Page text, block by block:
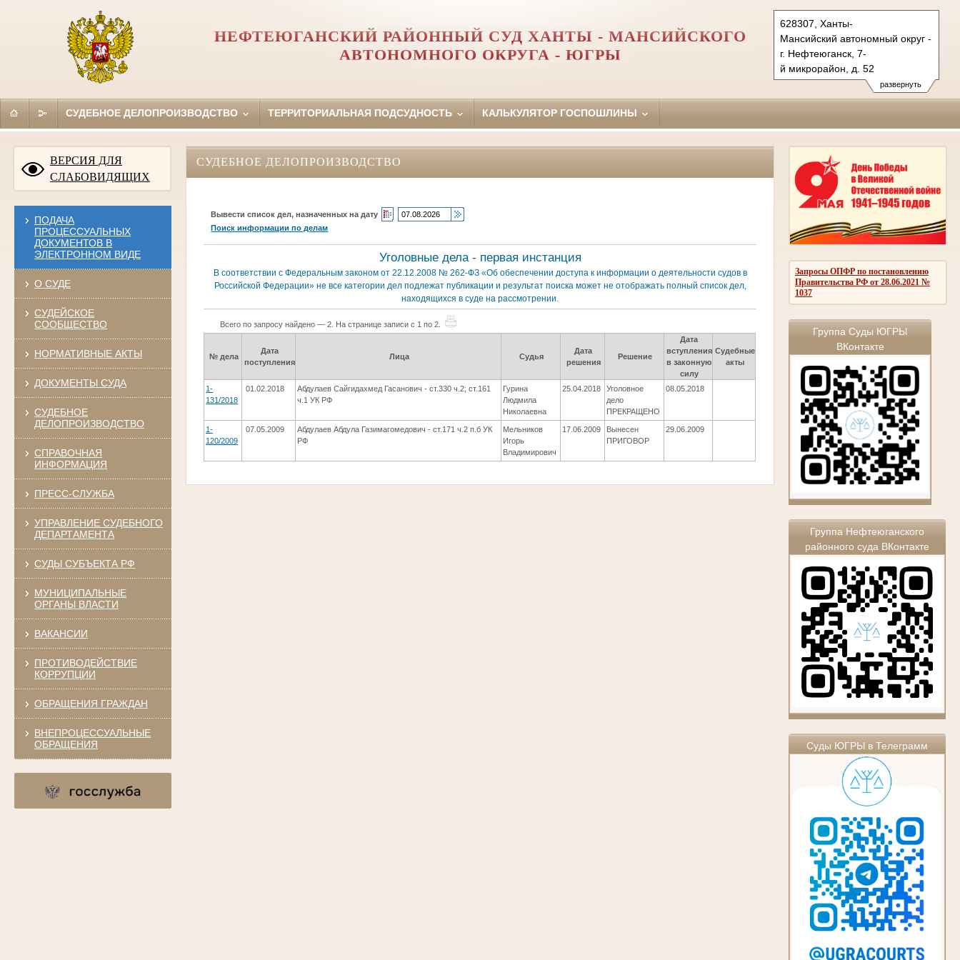
развернуть
628307, Ханты-
Мансийский автономный округ -
г. Нефтеюганск, 7-
й микрорайон, д. 52
Тел.: (3463) 51-70-22 вн.143
uganskray.hmao@sudrf.ru
НЕФТЕЮГАНСКИЙ РАЙОННЫЙ СУД ХАНТЫ - МАНСИЙСКОГО
АВТОНОМНОГО ОКРУГА - ЮГРЫ
СУДЕБНОЕ ДЕЛОПРОИЗВОДСТВО ТЕРРИТОРИАЛЬНАЯ ПОДСУДНОСТЬ КАЛЬКУЛЯТОР ГОСПОШЛИНЫ
ВЕРСИЯ ДЛЯ
СЛАБОВИДЯЩИХ
ПОДАЧА
ПРОЦЕССУАЛЬНЫХ
ДОКУМЕНТОВ В
ЭЛЕКТРОННОМ ВИДЕ
О СУДЕ
СУДЕЙСКОЕ
СООБЩЕСТВО
НОРМАТИВНЫЕ АКТЫ
ДОКУМЕНТЫ СУДА
СУДЕБНОЕ
ДЕЛОПРОИЗВОДСТВО
СПРАВОЧНАЯ
ИНФОРМАЦИЯ
ПРЕСС-СЛУЖБА
УПРАВЛЕНИЕ СУДЕБНОГО
ДЕПАРТАМЕНТА
СУДЫ СУБЪЕКТА РФ
МУНИЦИПАЛЬНЫЕ
ОРГАНЫ ВЛАСТИ
ВАКАНСИИ
ПРОТИВОДЕЙСТВИЕ
КОРРУПЦИИ
ОБРАЩЕНИЯ ГРАЖДАН
ВНЕПРОЦЕССУАЛЬНЫЕ
ОБРАЩЕНИЯ
Запросы ОПФР по постановлению
Правительства РФ от 28.06.2021 №
1037
Группа Суды ЮГРЫ
ВКонтакте
Группа Нефтеюганского
районного суда ВКонтакте
Суды ЮГРЫ в Телеграмм
СУДЕБНОЕ ДЕЛОПРОИЗВОДСТВО
Вывести список дел, назначенных на дату
Поиск информации по делам
Уголовные дела - первая инстанция
В соответствии с Федеральным законом от 22.12.2008 № 262-ФЗ «Об обеспечении доступа к информации о деятельности судов в
Российской Федерации» не все категории дел подлежат публикации и результат поиска может не отображать полный список дел,
находящихся в суде на рассмотрении.
Всего по запросу найдено — 2. На странице записи с 1 по 2.
№ дела
Дата
поступления
Лица Судья
Дата
решения
Решение
Дата
вступления
в законную
силу
Судебные
акты
1-
131/2018
01.02.2018
Абдулаев Сайгидахмед Гасанович - ст.330 ч.2; ст.161
ч.1 УК РФ
Гурина
Людмила
Николаевна
25.04.2018
Уголовное
дело
ПРЕКРАЩЕНО
08.05.2018
1-
120/2009
07.05.2009
Абдулаев Абдула Газимагомедович - ст.171 ч.2 п.б УК
РФ
Мельников
Игорь
Владимирович
17.06.2009
Вынесен
ПРИГОВОР
29.06.2009